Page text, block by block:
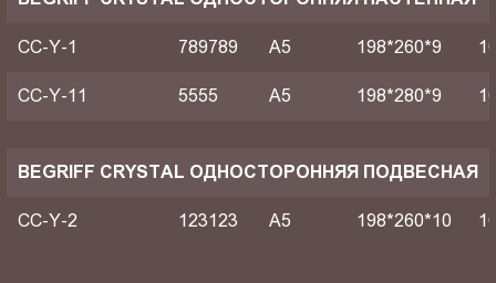
CC-Y-1 789789 A5 198*260*9
CC-Y-11 5555 A5 198*280*9
BEGRIFF CRYSTAL ОДНОСТОРОННЯЯ ПОДВЕСНАЯ
CC-Y-2 123123 A5 198*260*10